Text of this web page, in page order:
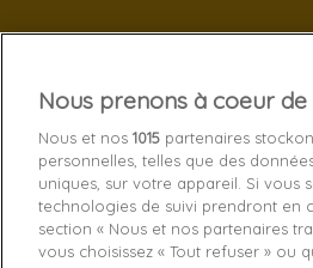
Nous prenons à coeur
Nous et nos 1015 partenaires
personnelles, telles que des
uniques, sur votre appareil. Si vous
technologies de suivi prendront en
section « Nous et nos partenaires
vous choisissez « Tout refuser » ou